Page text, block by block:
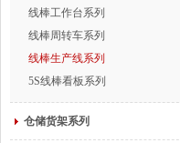
线棒工作台系列
线棒周转车系列
线棒生产线系列
5S线棒看板系列
仓储货架系列